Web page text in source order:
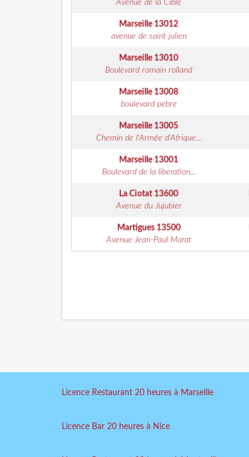
Avenue de la Cible
Marseille 13012
avenue de saint julien
Marseille 13010
Boulevard romain rolland
Marseille 13008
boulevard pebre
Marseille 13005
Chemin de l'Armée d'Afrique...
Marseille 13001
Boulevard de la liberation...
La Ciotat 13600
Avenue du Jujubier
Martigues 13500
Avenue Jean-Paul Marat
Licence Restaurant 20 heures à Marseille
Licence Bar 20 heures à Nice